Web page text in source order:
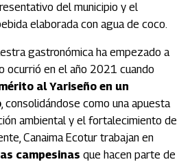
del municipio y el
elaborada con agua de coco.
gastronómica ha empezado a
ocurrió en el año 2021 cuando
al Yariseño en un
, consolidándose como una apuesta
ambiental y el fortalecimiento de
Canaima Ecotur trabajan en
campesinas que hacen parte de